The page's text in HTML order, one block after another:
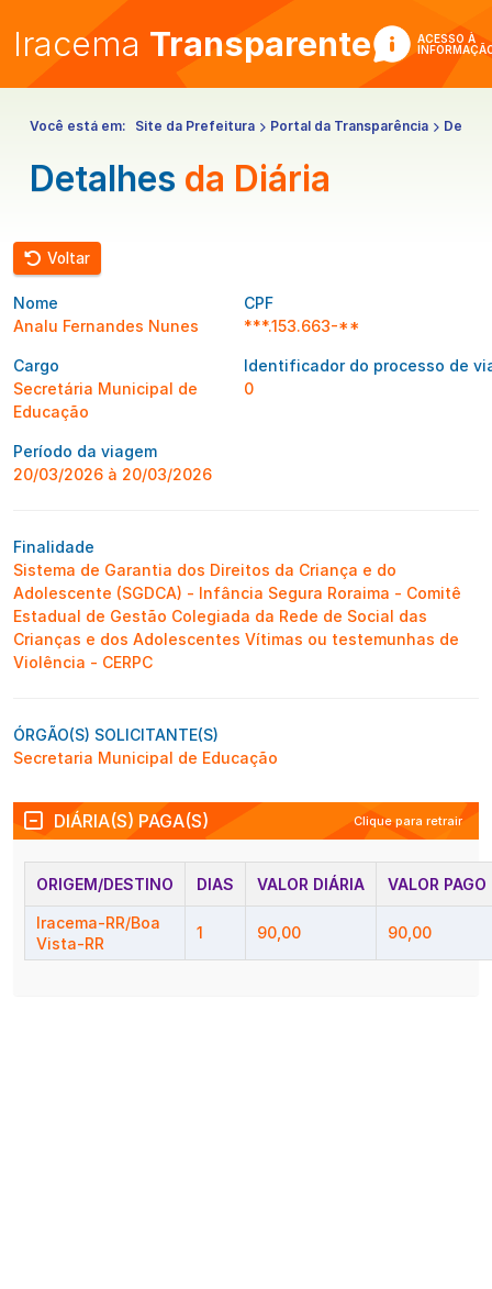
Iracema Transparente
ACESSO À
Você está em: Site da Prefeitura Portal da Transparência
Detalhes da Diária
Voltar
Nome
Analu Fernandes Nunes
CPF
***.153.663-**
Cargo
Secretária Municipal de
Educação
Identificador do processo de
0
Período da viagem
20/03/2026 à 20/03/2026
Finalidade
Sistema de Garantia dos Direitos da Criança e do
Adolescente (SGDCA) - Infância Segura Roraima - Comitê
Estadual de Gestão Colegiada da Rede de Social das
Crianças e dos Adolescentes Vítimas ou testemunhas de
Violência - CERPC
ÓRGÃO(S) SOLICITANTE(S)
Secretaria Municipal de Educação
DIÁRIA(S) PAGA(S) Clique para retrair
ORIGEM/DESTINO DIAS VALOR DIÁRIA VALOR PAGO
Iracema-RR/Boa
Vista-RR
1 90,00 90,00